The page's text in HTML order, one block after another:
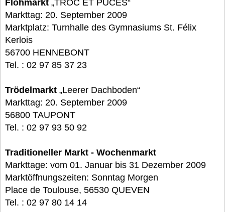
Flohmarkt „TROC ET PUCES“
Markttag: 20. September 2009
Marktplatz: Turnhalle des Gymnasiums St. Félix
Kerlois
56700 HENNEBONT
Tel. : 02 97 85 37 23
Trödelmarkt „Leerer Dachboden“
Markttag: 20. September 2009
56800 TAUPONT
Tel. : 02 97 93 50 92
Traditioneller Markt - Wochenmarkt
Markttage: vom 01. Januar bis 31 Dezember 2009
Marktöffnungszeiten: Sonntag Morgen
Place de Toulouse, 56530 QUEVEN
Tel. : 02 97 80 14 14